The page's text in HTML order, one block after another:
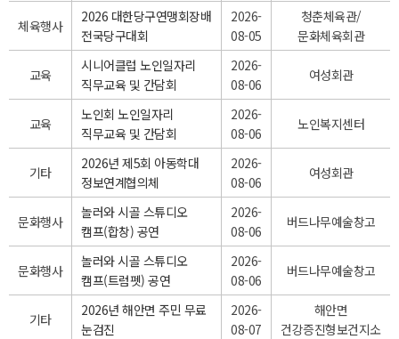
체육행사
2026 대한당구연맹회장배
전국당구대회
2026-
08-05
청춘체육관/
문화체육회관
교육
시니어클럽 노인일자리
직무교육 및 간담회
2026-
08-06
여성회관
교육
노인회 노인일자리
직무교육 및 간담회
2026-
08-06
노인복지센터
기타
2026년 제5회 아동학대
정보연계협의체
2026-
08-06
여성회관
문화행사
놀러와 시골 스튜디오
캠프(합창) 공연
2026-
08-06
버드나무예술창고
문화행사
놀러와 시골 스튜디오
캠프(트럼펫) 공연
2026-
08-06
버드나무예술창고
기타
2026년 해안면 주민 무료
눈검진
2026-
08-07
해안면
건강증진형보건지소